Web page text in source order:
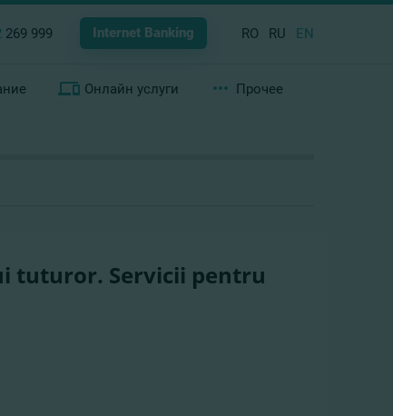
269 999 Internet Banking RO RU EN
Онлайн услуги Прочее
tuturor. Servicii pentru